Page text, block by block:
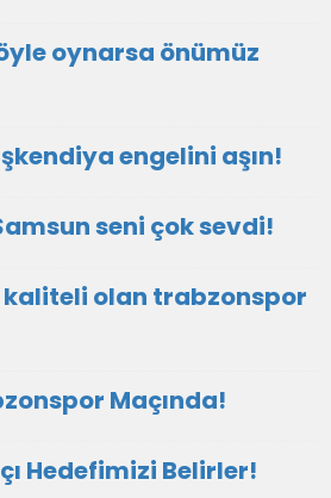
oynarsa önümüz
engelini aşın!
seni çok sevdi!
kaliteli olan trabzonspor
Maçında!
Hedefimizi Belirler!